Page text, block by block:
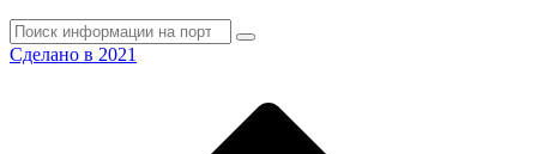
Сделано в 2021